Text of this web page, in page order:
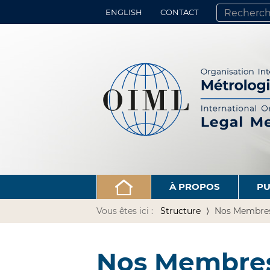
ENGLISH CONTACT
CHERCHER
RECHERCHE
À PROPOS
Vous êtes ici : Structure Nos
Nos